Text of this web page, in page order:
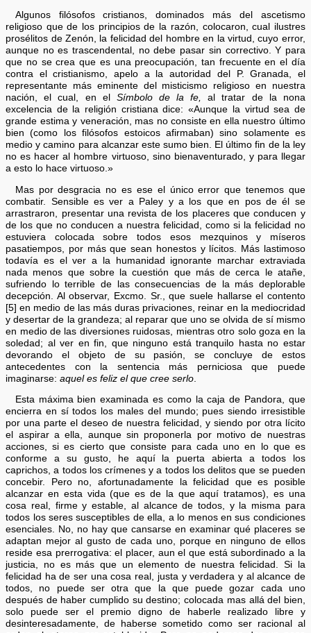
Algunos filósofos cristianos, dominados más del ascetismo
religioso que de los principios de la razón, colocaron, cual ilustres
prosélitos de Zenón, la felicidad del hombre en la virtud, cuyo error,
aunque no es trascendental, no debe pasar sin correctivo. Y para
que no se crea que es una preocupación, tan frecuente en el día
contra el cristianismo, apelo a la autoridad del P. Granada, el
representante más eminente del misticismo religioso en nuestra
nación, el cual, en el Símbolo de la fe,
al tratar de la nona
excelencia de la religión cristiana dice: «Aunque la virtud sea de
grande estima y veneración, mas no consiste en ella nuestro último
bien (como los filósofos estoicos afirmaban) sino solamente es
medio y camino para alcanzar este sumo bien. El último fin de la ley
no es hacer al hombre virtuoso, sino bienaventurado, y para llegar
a esto lo hace virtuoso.»
Mas por desgracia no es ese el único error que tenemos que
combatir. Sensible es ver a Paley y a los que en pos de él se
arrastraron, presentar una revista de los placeres que conducen y
de los que no conducen a nuestra felicidad, como si la felicidad no
estuviera colocada sobre todos esos mezquinos y míseros
pasatiempos, por más que sean honestos y lícitos. Más lastimoso
todavía es el ver a la humanidad ignorante marchar extraviada
nada menos que sobre la cuestión que más de cerca le atañe,
sufriendo lo terrible de las consecuencias de la más deplorable
decepción. Al observar, Excmo. Sr., que suele hallarse el contento
[5] en medio de las más duras privaciones, reinar en la mediocridad
y desertar de la grandeza; al reparar que uno se olvida de sí mismo
en medio de las diversiones ruidosas, mientras otro solo goza en la
soledad; al ver en fin, que ninguno está tranquilo hasta no estar
devorando el objeto de su pasión, se concluye de estos
antecedentes con la sentencia más perniciosa que puede
imaginarse:aquel es feliz el que cree serlo
Esta máxima bien examinada es como la caja de Pandora, que
encierra en sí todos los males del mundo; pues siendo irresistible
por una parte el deseo de nuestra felicidad, y siendo por otra lícito
el aspirar a ella, aunque sin proponerla por motivo de nuestras
acciones, si es cierto que consiste para cada uno en lo que es
conforme a su gusto, he aquí la puerta abierta a todos los
caprichos, a todos los crímenes y a todos los delitos que se pueden
concebir. Pero no, afortunadamente la felicidad que es posible
alcanzar en esta vida (que es de la que aquí tratamos), es una
cosa real, firme y estable, al alcance de todos, y la misma para
todos los seres susceptibles de ella, a lo menos en sus condiciones
esenciales. No, no hay que cansarse en examinar qué placeres se
adaptan mejor al gusto de cada uno, porque en ninguno de ellos
reside esa prerrogativa: el placer, aun el que está subordinado a la
justicia, no es más que un elemento de nuestra felicidad. Si la
felicidad ha de ser una cosa real, justa y verdadera y al alcance de
todos, no puede ser otra que la que puede gozar cada uno
después de haber cumplido su destino; colocada mas allá del bien,
solo puede ser el premio digno de haberle realizado libre y
desinteresadamente, de haberse sometido como ser racional al